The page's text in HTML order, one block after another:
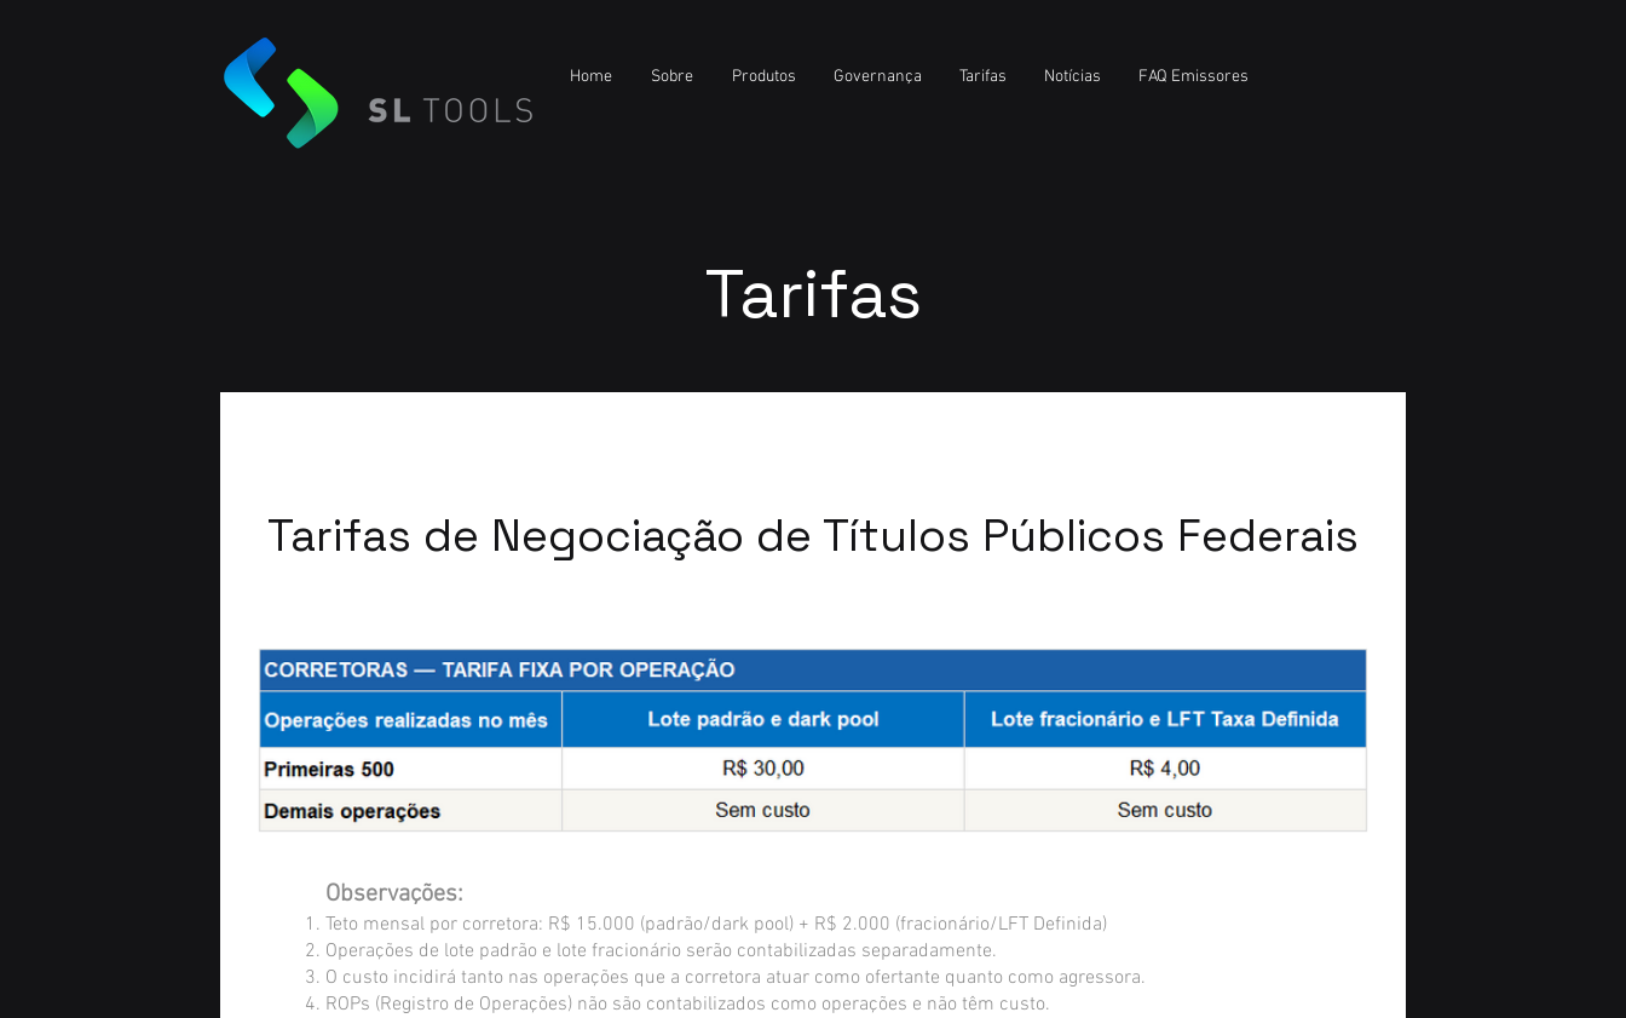
Home Sobre Produtos Governança Tarifas Notícias FAQ Emissores
Tarifas
Tarifas de Negociação de Títulos Públicos Federais
Observações:
Teto mensal por corretora: R$ 15.000 (padrão/dark pool) + R$ 2.000 (fracionário/LFT Definida)
Operações de lote padrão e lote fracionário serão contabilizadas separadamente.
O custo incidirá tanto nas operações que a corretora atuar como ofertante quanto como agressora.
ROPs (Registro de Operações) não são contabilizados como operações e não têm custo.